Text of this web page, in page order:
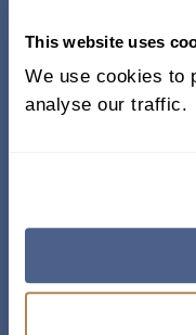
This website uses
We use cookies to
analyse our traffic.
338,